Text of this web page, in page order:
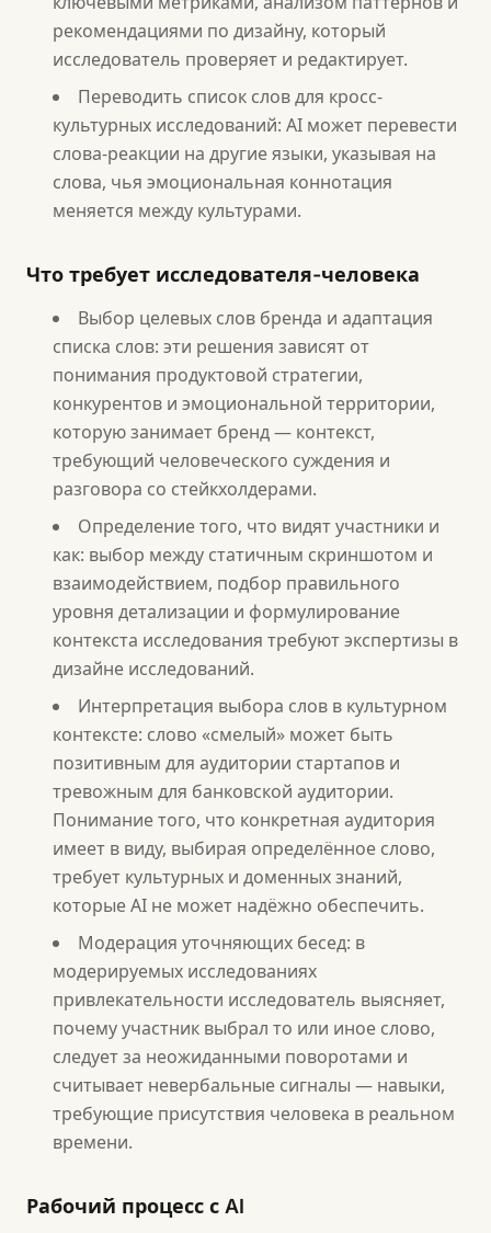
рекомендациями по дизайну, который
исследователь проверяет и редактирует.
Переводить список слов для кросс-
культурных исследований: AI может перевести
слова-реакции на другие языки, указывая на
слова, чья эмоциональная коннотация
меняется между культурами.
Что требует исследователя-человека
Выбор целевых слов бренда и адаптация
списка слов: эти решения зависят от
понимания продуктовой стратегии,
конкурентов и эмоциональной территории,
которую занимает бренд — контекст,
требующий человеческого суждения и
разговора со стейкхолдерами.
Определение того, что видят участники и
как: выбор между статичным скриншотом и
взаимодействием, подбор правильного
уровня детализации и формулирование
контекста исследования требуют экспертизы в
дизайне исследований.
Интерпретация выбора слов в культурном
контексте: слово «смелый» может быть
позитивным для аудитории стартапов и
тревожным для банковской аудитории.
Понимание того, что конкретная аудитория
имеет в виду, выбирая определённое слово,
требует культурных и доменных знаний,
которые AI не может надёжно обеспечить.
Модерация уточняющих бесед: в
модерируемых исследованиях
привлекательности исследователь выясняет,
почему участник выбрал то или иное слово,
следует за неожиданными поворотами и
считывает невербальные сигналы — навыки,
требующие присутствия человека в реальном
времени.
Рабочий процесс с AI